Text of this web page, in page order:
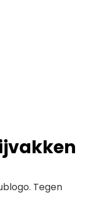
Tegen